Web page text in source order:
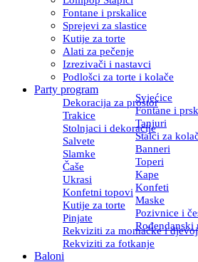
Fontane i prskalice
Sprejevi za slastice
Kutije za torte
Alati za pečenje
Izrezivači i nastavci
Podlošci za torte i kolače
Party program
Dekoracija za prostor
Svjećice
Trakice
Fontane i
Stolnjaci i dekoracije
Tanjuri
Salvete
Stalci za
Slamke
Banneri
Čaše
Toperi
Ukrasi
Kape
Konfetni topovi Konfeti
Kutije za torte
Maske
Pinjate
Pozivnice i
Rekviziti za momačke i
Rođendanski
Rekviziti za fotkanje
Baloni